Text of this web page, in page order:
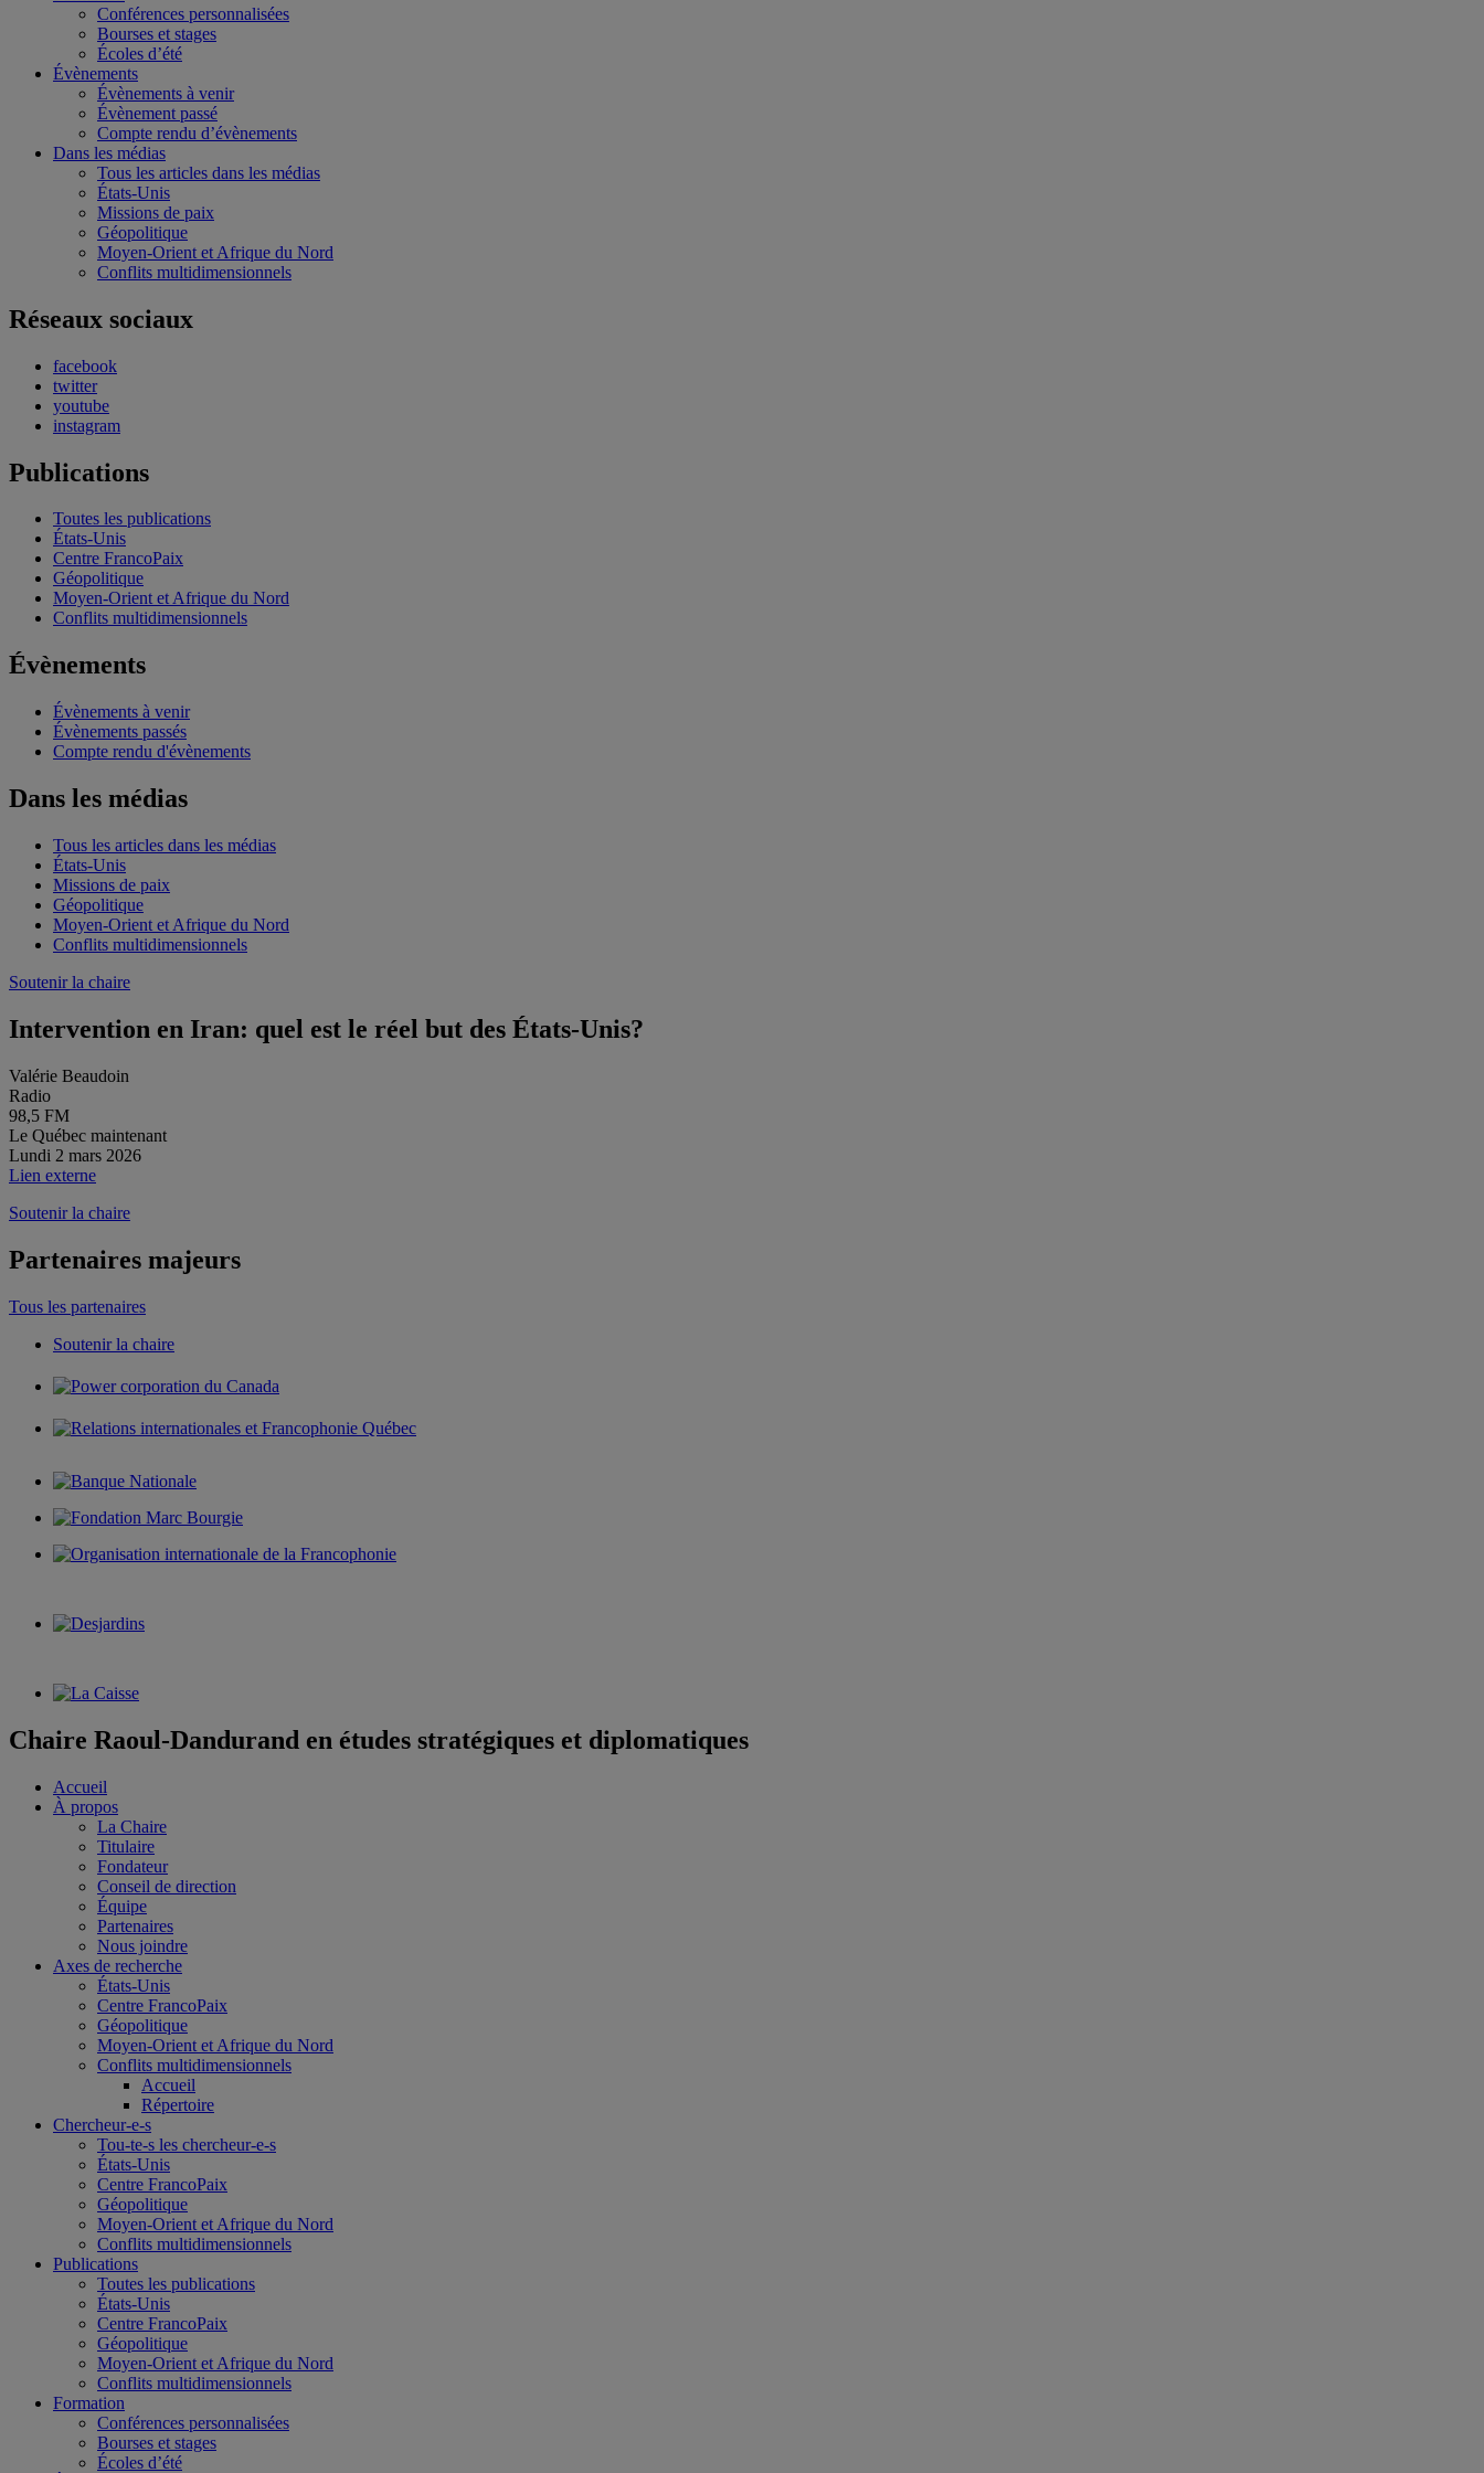
Conférences personnalisées
Bourses et stages
Écoles d’été
Évènements
Évènements à venir
Évènement passé
Compte rendu d’évènements
Dans les médias
Tous les articles dans les médias
États-Unis
Missions de paix
Géopolitique
Moyen-Orient et Afrique du Nord
Conflits multidimensionnels
Réseaux sociaux
facebook
twitter
youtube
instagram
Publications
Toutes les publications
États-Unis
Centre FrancoPaix
Géopolitique
Moyen-Orient et Afrique du Nord
Conflits multidimensionnels
Évènements
Évènements à venir
Évènements passés
Compte rendu d'évènements
Dans les médias
Tous les articles dans les médias
États-Unis
Missions de paix
Géopolitique
Moyen-Orient et Afrique du Nord
Conflits multidimensionnels
Soutenir la chaire
Intervention en Iran: quel est le réel but des États-Unis?
Valérie Beaudoin
Radio
98,5 FM
Le Québec maintenant
Lundi 2 mars 2026
Lien externe
Soutenir la chaire
Partenaires majeurs
Tous les partenaires
Soutenir la chaire
Chaire Raoul-Dandurand en études stratégiques et diplomatiques
Accueil
À propos
La Chaire
Titulaire
Fondateur
Conseil de direction
Équipe
Partenaires
Nous joindre
Axes de recherche
États-Unis
Centre FrancoPaix
Géopolitique
Moyen-Orient et Afrique du Nord
Conflits multidimensionnels
Accueil
Répertoire
Chercheur-e-s
Tou-te-s les chercheur-e-s
États-Unis
Centre FrancoPaix
Géopolitique
Moyen-Orient et Afrique du Nord
Conflits multidimensionnels
Publications
Toutes les publications
États-Unis
Centre FrancoPaix
Géopolitique
Moyen-Orient et Afrique du Nord
Conflits multidimensionnels
Formation
Conférences personnalisées
Bourses et stages
Écoles d’été